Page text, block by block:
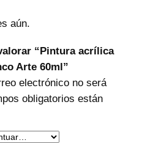
aún.
“Pintura acrílica
Arte 60ml”
electrónico no será
obligatorios están